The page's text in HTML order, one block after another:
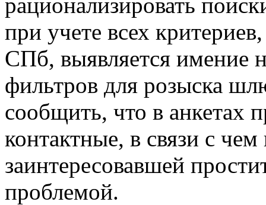
при учете всех
СПб, выявляется имение
фильтров для розыска
сообщить, что в анкетах
контактные, в связи с
заинтересовавшей
проблемой.